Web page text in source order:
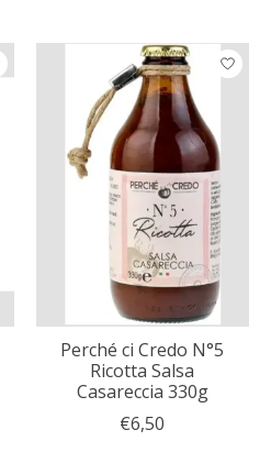
Perché ci Credo N°5
Ricotta Salsa
Casareccia 330g
€6,50